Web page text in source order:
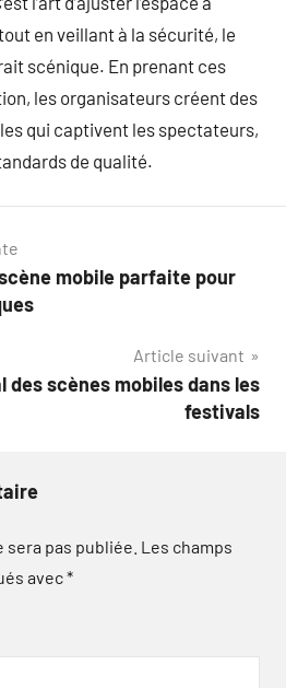
en veillant à la sécurité, le
scénique. En prenant ces
les organisateurs créent des
qui captivent les spectateurs,
de qualité.
mobile parfaite pour
Article suivant
des scènes mobiles dans les
festivals
pas publiée. Les champs
avec*